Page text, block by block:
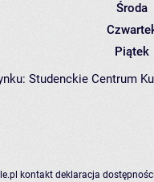
Środa
Piątek
Studenckie Centrum
kontakt deklaracja